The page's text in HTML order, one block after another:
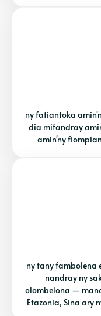
ny fatiantoka
dia mifandray
amin'ny
ny tany fambolena
nandray ny
olombelona —
Etazonia, Sina ary